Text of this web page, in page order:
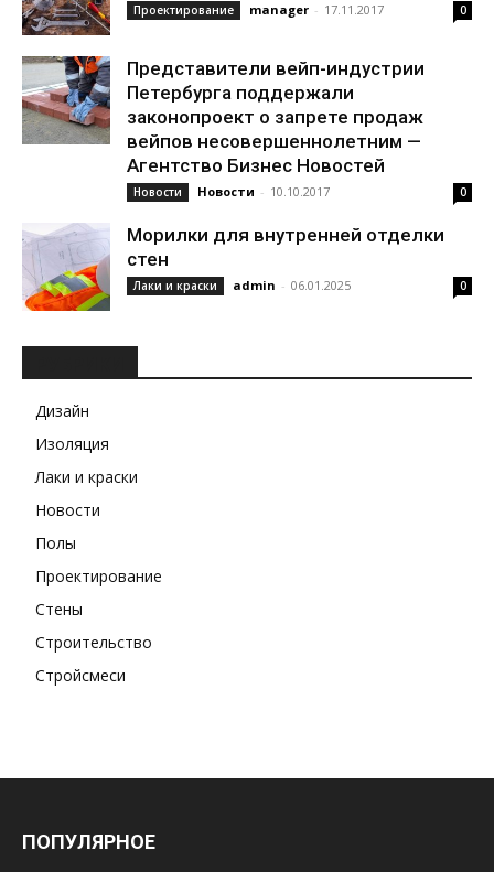
Проектирование manager - 17.11.2017 0
Представители вейп-индустрии
Петербурга поддержали
законопроект о запрете продаж
вейпов несовершеннолетним —
Агентство Бизнес Новостей
Новости Новости - 10.10.2017 0
Морилки для внутренней отделки
стен
Лаки и краски admin - 06.01.2025 0
Дизайн
Изоляция
Лаки и краски
Новости
Полы
Проектирование
Стены
Строительство
Стройсмеси
ПОПУЛЯРНОЕ